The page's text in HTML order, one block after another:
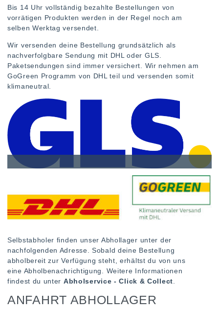
Bis 14 Uhr vollständig bezahlte Bestellungen von
vorrätigen Produkten werden in der Regel noch am
selben Werktag versendet.
Wir versenden deine Bestellung grundsätzlich als
nachverfolgbare Sendung mit DHL oder GLS.
Paketsendungen sind immer versichert. Wir nehmen am
GoGreen Programm von DHL teil und versenden somit
klimaneutral.
Selbstabholer finden unser Abhollager unter der
nachfolgenden Adresse. Sobald deine Bestellung
abholbereit zur Verfügung steht, erhältst du von uns
eine Abholbenachrichtigung. Weitere Informationen
findest du unter Abholservice - Click & Collect
ANFAHRT ABHOLLAGER